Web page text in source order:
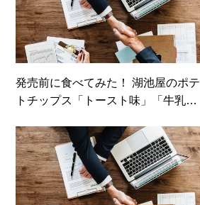
発売前に食べてみた！ 湖池屋のポテ
トチップス「トースト味」「牛乳
コムマガジン）